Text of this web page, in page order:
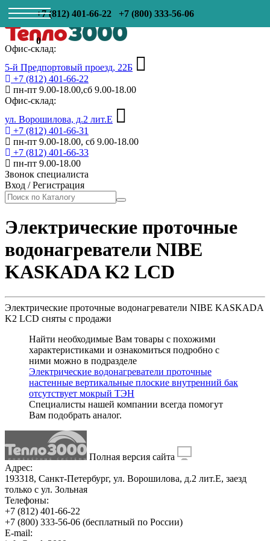
+7 (812) 401-66-22 +7 (800) 333-56-06
0
Офис-склад:
5-й Предпортовый проезд, 22Б
+7 (812) 401-66-22
пн-пт 9.00-18.00,сб 9.00-18.00
Офис-склад:
ул. Ворошилова, д.2 лит.Е
+7 (812) 401-66-31
пн-пт 9.00-18.00, сб 9.00-18.00
+7 (812) 401-66-33
пн-пт 9.00-18.00
Звонок специалиста
Вход /Регистрация
Электрические проточные
водонагреватели NIBE
KASKADA K2 LCD
Электрические проточные водонагреватели NIBE KASKADA
K2 LCD сняты с продажи
Найти необходимые Вам товары с похожими
характеристиками и ознакомиться подробно с
ними можно в подразделе
Электрические водонагреватели проточные
настенные вертикальные плоские внутренний бак
отсутствует мокрый ТЭН
Специалисты нашей компании всегда помогут
Вам подобрать аналог.
Полная версия сайта
Адрес:
193318, Санкт-Петербург, ул. Ворошилова, д.2 лит.Е, заезд
только с ул. Зольная
Телефоны:
+7 (812) 401-66-22
+7 (800) 333-56-06 (бесплатный по России)
E-mail: